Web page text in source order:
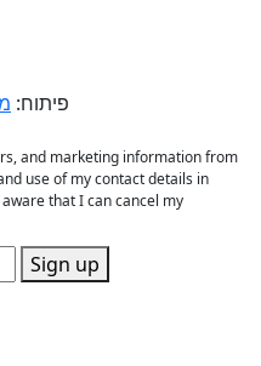
פיתוח:
and marketing information from
use of my contact details in
that I can cancel my
Sign up